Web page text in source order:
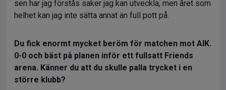
sen har jag förstås saker jag kan utveckla, men året som
helhet kan jag inte sätta annat än full pott på.
Du fick enormt mycket beröm för matchen mot AIK.
0-0 och bäst på planen inför ett fullsatt Friends
arena. Känner du att du skulle palla trycket i en
större klubb?